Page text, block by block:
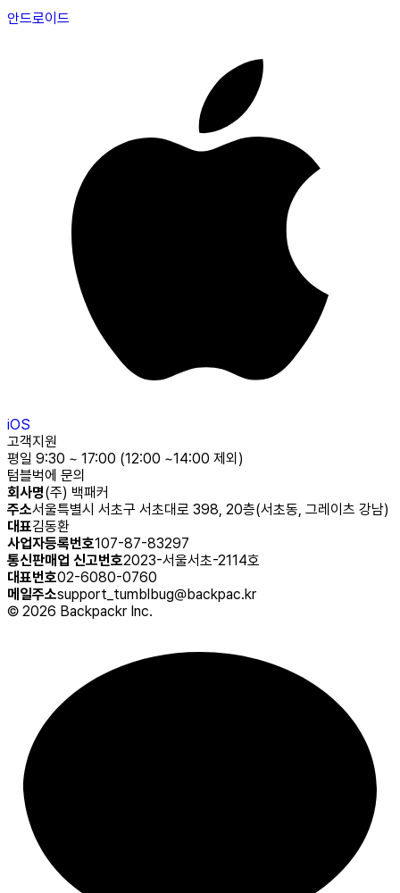
안드로이드
iOS
고객지원
평일 9:30 ~ 17:00 (12:00 ~14:00 제외)
텀블벅에 문의
회사명(주) 백패커
주소서울특별시 서초구 서초대로 398, 20층(서초동, 그레이츠 강남)
대표김동환
사업자등록번호107-87-83297
통신판매업 신고번호2023-서울서초-2114호
대표번호02-6080-0760
메일주소support_tumblbug@backpac.kr
© 2026 Backpackr Inc.